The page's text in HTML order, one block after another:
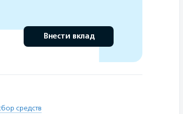
Внести вклад
средств